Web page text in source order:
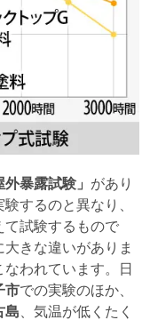
外暴露試験」 があり
するのと異なり、
て試験するもので
きな違いがありま
われています。日
市での実験のほか、
島 、気温が低くたく